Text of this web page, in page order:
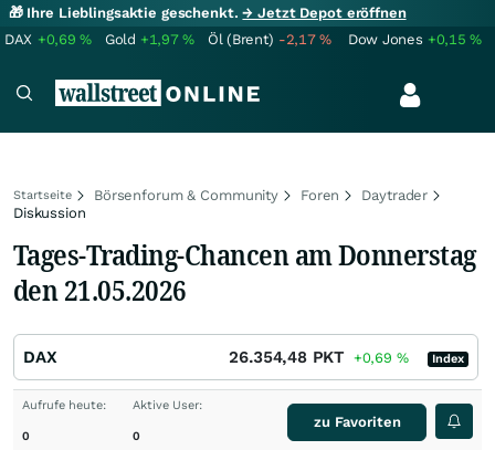
🎁 Ihre Lieblingsaktie geschenkt.→ Jetzt Depot eröffnen
DAX +0,69% Gold +1,97% Öl (Brent) -2,17% Dow Jones +0,15%
Startseite Börsenforum & Community Foren
Daytrader
Diskussion
Tages-Trading-Chancen am Donnerstag
den 21.05.2026
DAX 26.354,48 PKT +0,69 % Index
Aufrufe heute:
0
Aktive User:
0
zu Favoriten